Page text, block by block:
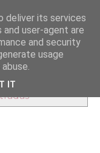
deliver its services
user-agent are
and security
usage
IT